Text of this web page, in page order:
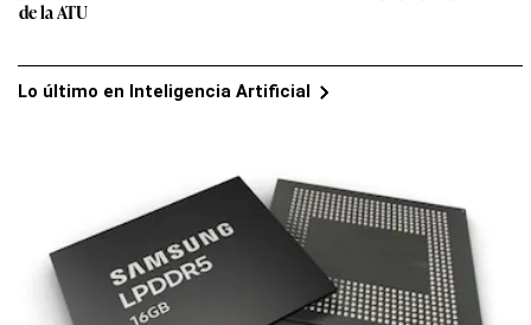
de la ATU
Lo último en Inteligencia Artificial